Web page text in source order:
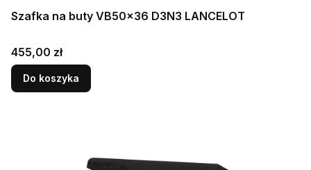
Szafka na buty VB50x36 D3N3 LANCELOT
Cena
455,00 zł
Do koszyka